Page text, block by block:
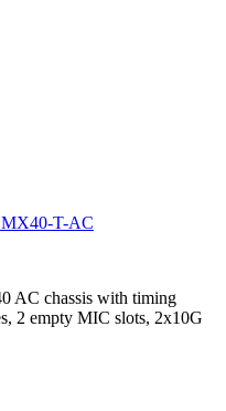
AC chassis with timing
2 empty MIC slots, 2x10G